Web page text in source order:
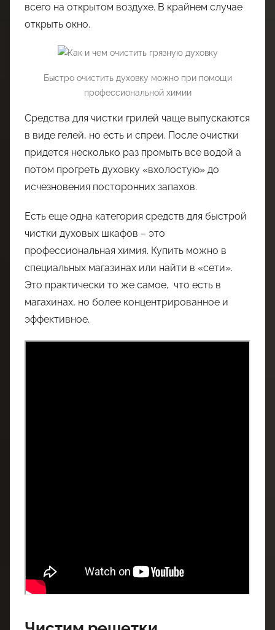
всего на открытом воздухе. В крайнем случае
открыть окно.
Быстро очистить духовку можно при помощи
профессиональной химии
Средства для чистки грилей чаще выпускаются
в виде гелей, но есть и спреи. После очистки
придется несколько раз промыть все водой а
потом прогреть духовку «вхолостую» до
исчезновения посторонних запахов.
Есть еще одна категория средств для быстрой
чистки духовых шкафов – это
профессиональная химия. Купить можно в
специальных магазинах или найти в «сети».
Это практически то же самое, что есть в
магахинах, но более концентрированное и
эффективное.